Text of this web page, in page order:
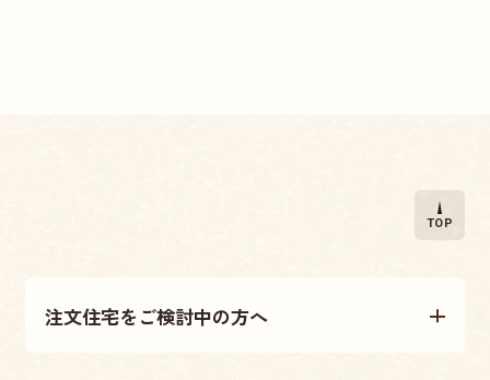
注文住宅をご検討中の方へ
TOP